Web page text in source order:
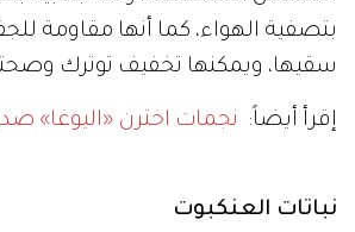
بتصفية الهواء، كما أنها مقاومة
سقيها، ويمكنها تخفيف توترك
إقرأ أيضاً: نجمات اخترن «اليوغا»
نباتات العنكبوت